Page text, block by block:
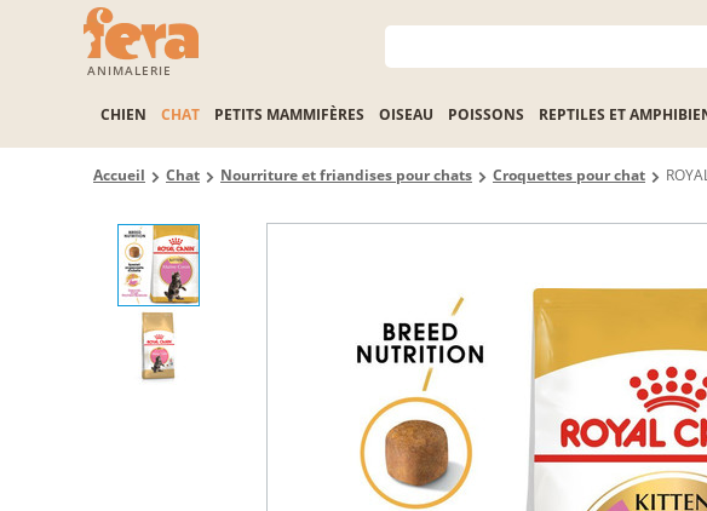
ANIMALERIE
CHIEN CHAT PETITS MAMMIFÈRES OISEAU POISSONS REPTILES ET
Accueil Chat Nourriture et friandises pour chats Croquettes pour chat